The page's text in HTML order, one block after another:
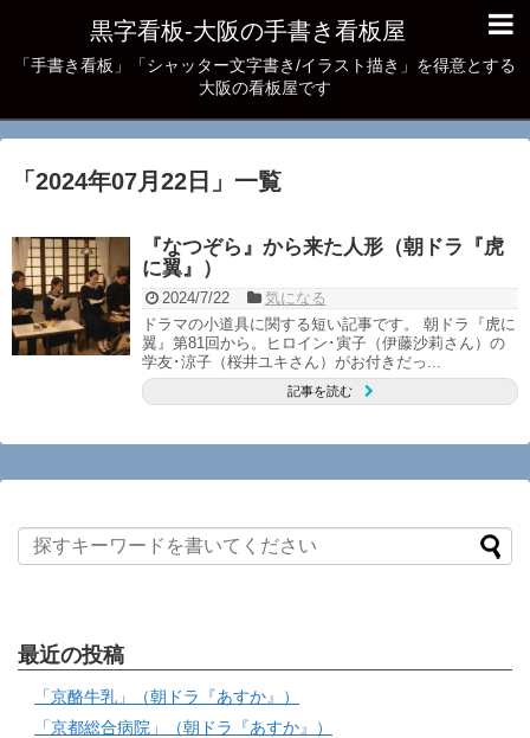
黒字看板‐大阪の手書き看板屋
「手書き看板」「シャッター文字書き/イラスト描き」を得意とする
大阪の看板屋です
「 2024年07月22日 」 一覧
『なつぞら』から来た人形（朝ドラ『虎
に翼』）
2024/7/22
気になる
ドラマの小道具に関する短い記事です。 朝ドラ『虎に
翼』第81回から。ヒロイン･寅子（伊藤沙莉さん）の
学友･涼子（桜井ユキさん）がお付きだっ...
記事を読む
最近の投稿
「京酪牛乳」（朝ドラ『あすか』）
「京都総合病院」（朝ドラ『あすか』）